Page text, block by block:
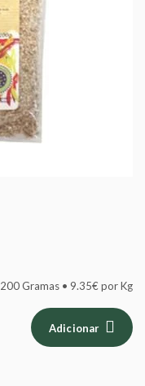
200 Gramas • 9.35€ por Kg
Adicionar